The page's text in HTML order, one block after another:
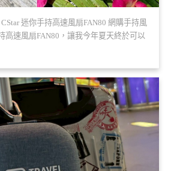
迷你手持高速風扇FAN80 網購手持風
高速風扇FAN80，讓我今年夏天終於可以